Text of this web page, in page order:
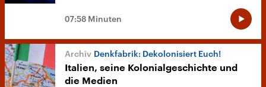
07:58 Minuten
Denkfabrik: Dekolonisiert Euch!
Italien, seine Kolonialgeschichte und
die Medien